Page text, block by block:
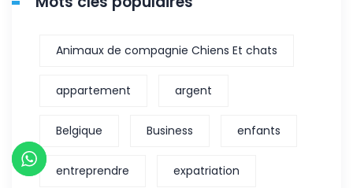
Animaux de compagnie Chiens Et chats
appartement argent
Belgique Business enfants
entreprendre expatriation